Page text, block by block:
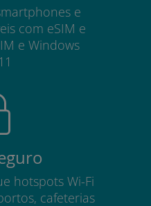
e
com eSIM e
e Windows
hotspots Wi-Fi
cafeterias